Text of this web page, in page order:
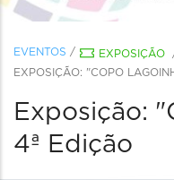
EVENTOS / EXPOSIÇÃO
EXPOSIÇÃO: "COPO
Exposição:
4ª Edição